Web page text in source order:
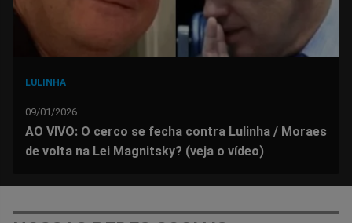
LULINHA
09/01/2026
AO VIVO: O cerco se fecha contra Lulinha / Moraes
de volta na Lei Magnitsky? (veja o vídeo)